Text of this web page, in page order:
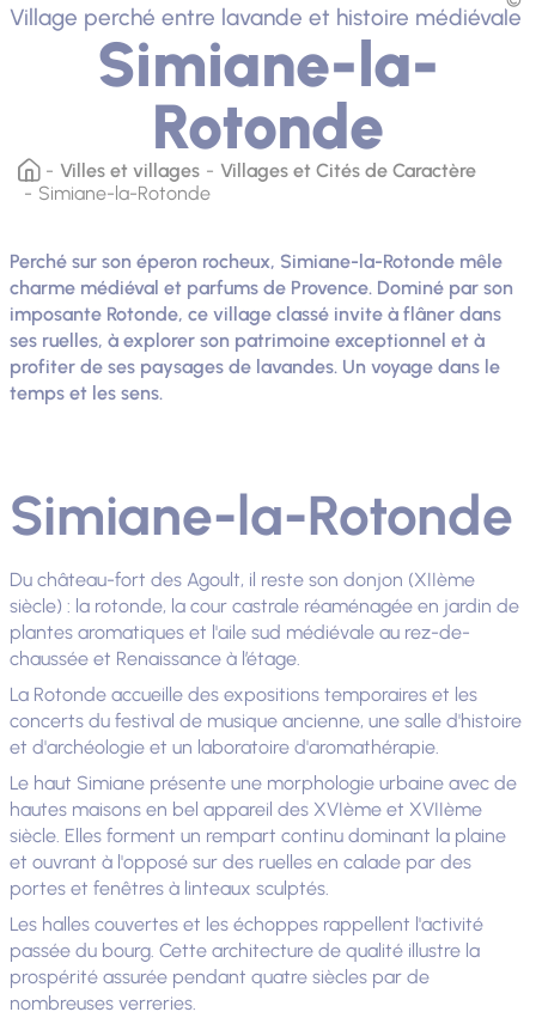
Simiane-la-
Rotonde
Village perché entre lavande et histoire médiévale
Villes et villages
Villages et Cités de Caractère
Simiane-la-Rotonde
Perché sur son éperon rocheux, Simiane-la-Rotonde mêle
charme médiéval et parfums de Provence. Dominé par son
imposante Rotonde, ce village classé invite à flâner dans
ses ruelles, à explorer son patrimoine exceptionnel et à
profiter de ses paysages de lavandes. Un voyage dans le
temps et les sens.
Simiane-la-Rotonde
Du château-fort des Agoult, il reste son donjon (XIIème
siècle) : la rotonde, la cour castrale réaménagée en jardin de
plantes aromatiques et l'aile sud médiévale au rez-de-
chaussée et Renaissance à l’étage.
La Rotonde accueille des expositions temporaires et les
concerts du festival de musique ancienne, une salle d'histoire
et d'archéologie et un laboratoire d'aromathérapie.
Le haut Simiane présente une morphologie urbaine avec de
hautes maisons en bel appareil des XVIème et XVIIème
siècle. Elles forment un rempart continu dominant la plaine
et ouvrant à l'opposé sur des ruelles en calade par des
portes et fenêtres à linteaux sculptés.
Les halles couvertes et les échoppes rappellent l'activité
passée du bourg. Cette architecture de qualité illustre la
prospérité assurée pendant quatre siècles par de
nombreuses verreries.